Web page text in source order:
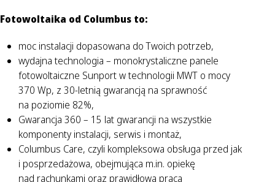
Fotowoltaika od Columbus to:
moc instalacji dopasowana do Twoich potrzeb,
wydajna technologia – monokrystaliczne panele
fotowoltaiczne Sunport w technologii MWT o mocy
370 Wp, z 30-letnią gwarancją na sprawność
na poziomie 82%,
Gwarancja 360 – 15 lat gwarancji na wszystkie
komponenty instalacji, serwis i montaż,
Columbus Care, czyli kompleksowa obsługa przed jak
i posprzedażowa, obejmująca m.in. opiekę
nad rachunkami oraz prawidłową pracą